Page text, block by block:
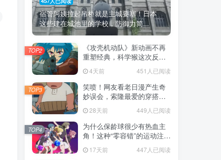
宿管阿姨拉起吊桥就是主城要塞！日本
这些建在城池里的学校，防御力简...
《攻壳机动队》新动画不再
重塑经典，科学猴这次反而
4天前 451人已阅读
TOP2
笑喷！网友看老日漫产生奇
妙误会，索隆最爱的穿搭竟
28天前 449人已阅读
TOP3
为什么保龄球很少有热血主
角！这种“零容错”的运动注定
们的生活！
17天前 447人已阅读
TOP4